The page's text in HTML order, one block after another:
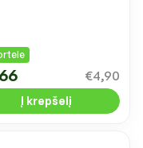
€4,90
Į krepšelį